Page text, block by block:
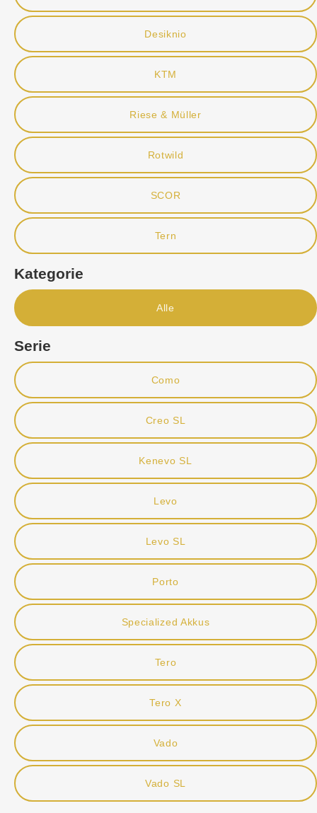
Desiknio
KTM
Riese & Müller
Rotwild
SCOR
Tern
Kategorie
Alle
Serie
Como
Creo SL
Kenevo SL
Levo
Levo SL
Porto
Specialized Akkus
Tero
Tero X
Vado
Vado SL